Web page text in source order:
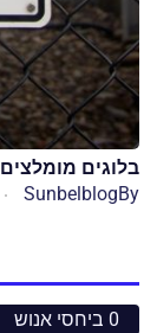
בלוגים מומלצים
By
Sunbelblog
0 ביחסי אנוש